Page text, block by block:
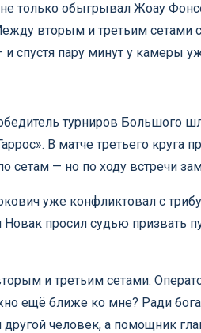
только обыгрывал Жоау
вторым и третьим
спустя пару минут у камеры
турниров Большого
В матче третьего круга
сетам — но по ходу встречи
уже конфликтовал с
просил судью призвать
и третьим сетами.
ещё ближе ко мне? Ради
другой человек, а помощник